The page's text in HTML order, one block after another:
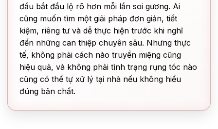
đầu bắt đầu lộ rõ hơn mỗi lần soi gương. Ai
cũng muốn tìm một giải pháp đơn giản, tiết
kiệm, riêng tư và dễ thực hiện trước khi nghĩ
đến những can thiệp chuyên sâu. Nhưng thực
tế, không phải cách nào truyền miệng cũng
hiệu quả, và không phải tình trạng rụng tóc nào
cũng có thể tự xử lý tại nhà nếu không hiểu
đúng bản chất.